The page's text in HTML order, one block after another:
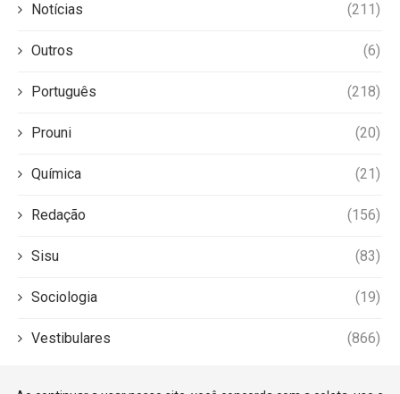
Notícias (211)
Outros (6)
Português (218)
Prouni (20)
Química (21)
Redação (156)
Sisu (83)
Sociologia (19)
Vestibulares (866)